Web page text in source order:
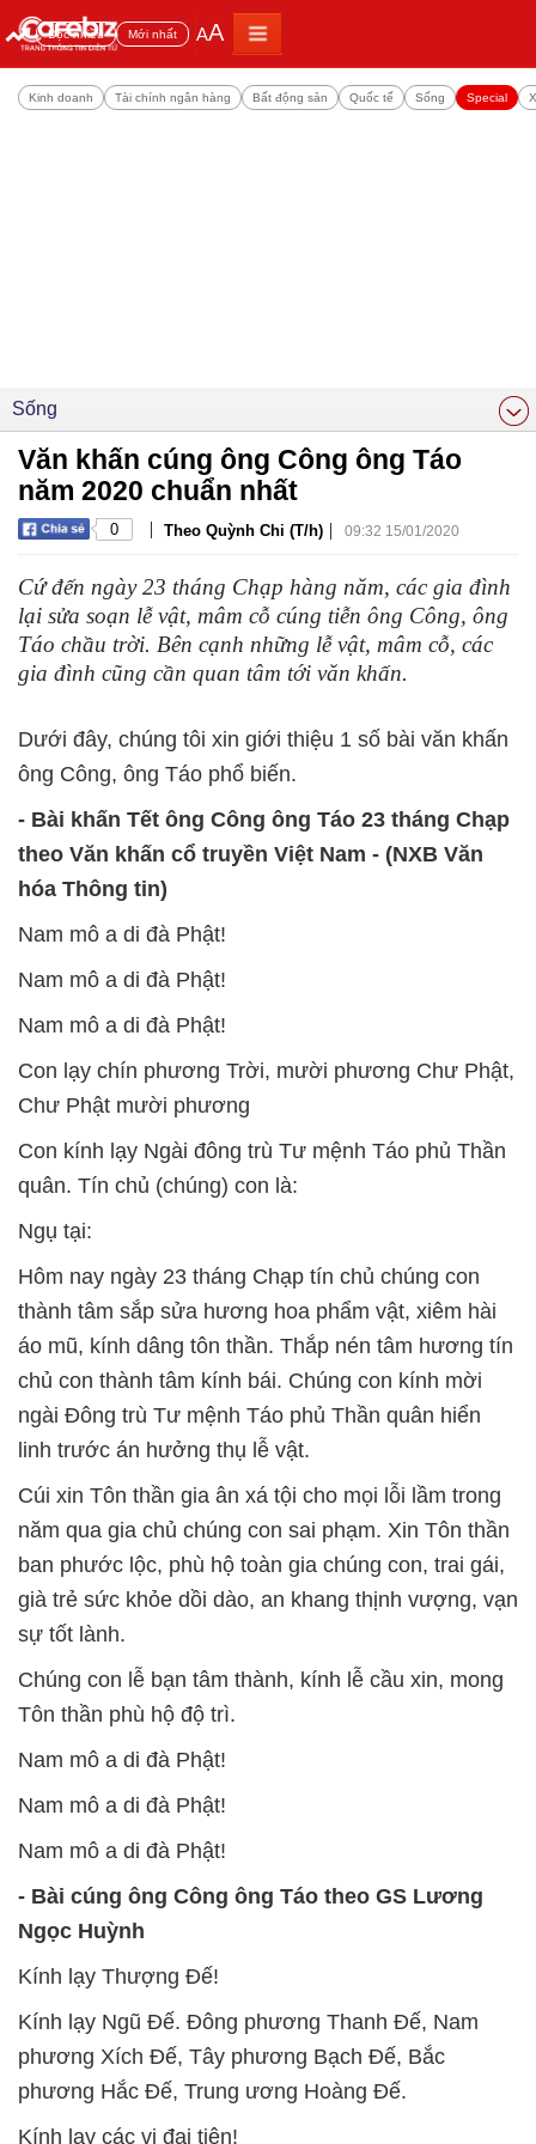
Đọc nhiều Mới nhất AA
Kinh doanh Tài chính ngân hàng Bất động sản Quốc tế Sống Special
Sống
Văn khấn cúng ông Công ông Táo
năm 2020 chuẩn nhất
0 | Theo Quỳnh Chi (T/h) | 09:32 15/01/2020
Cứ đến ngày 23 tháng Chạp hàng năm, các gia đình
lại sửa soạn lễ vật, mâm cỗ cúng tiễn ông Công, ông
Táo chầu trời. Bên cạnh những lễ vật, mâm cỗ, các
gia đình cũng cần quan tâm tới văn khấn.
Dưới đây, chúng tôi xin giới thiệu 1 số bài văn khấn
ông Công, ông Táo phổ biến.
- Bài khấn Tết ông Công ông Táo 23 tháng Chạp
theo Văn khấn cổ truyền Việt Nam - (NXB Văn
hóa Thông tin)
Nam mô a di đà Phật!
Nam mô a di đà Phật!
Nam mô a di đà Phật!
Con lạy chín phương Trời, mười phương Chư Phật,
Chư Phật mười phương
Con kính lạy Ngài đông trù Tư mệnh Táo phủ Thần
quân. Tín chủ (chúng) con là:
Ngụ tại:
Hôm nay ngày 23 tháng Chạp tín chủ chúng con
thành tâm sắp sửa hương hoa phẩm vật, xiêm hài
áo mũ, kính dâng tôn thần. Thắp nén tâm hương tín
chủ con thành tâm kính bái. Chúng con kính mời
ngài Đông trù Tư mệnh Táo phủ Thần quân hiển
linh trước án hưởng thụ lễ vật.
Cúi xin Tôn thần gia ân xá tội cho mọi lỗi lầm trong
năm qua gia chủ chúng con sai phạm. Xin Tôn thần
ban phước lộc, phù hộ toàn gia chúng con, trai gái,
già trẻ sức khỏe dồi dào, an khang thịnh vượng, vạn
sự tốt lành.
Chúng con lễ bạn tâm thành, kính lễ cầu xin, mong
Tôn thần phù hộ độ trì.
Nam mô a di đà Phật!
Nam mô a di đà Phật!
Nam mô a di đà Phật!
- Bài cúng ông Công ông Táo theo GS Lương
Ngọc Huỳnh
Kính lạy Thượng Đế!
Kính lạy Ngũ Đế. Đông phương Thanh Đế, Nam
phương Xích Đế, Tây phương Bạch Đế, Bắc
phương Hắc Đế, Trung ương Hoàng Đế.
Kính lạy các vị đại tiên!